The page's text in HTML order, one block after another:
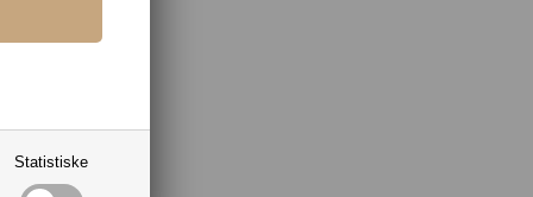
Statistiske